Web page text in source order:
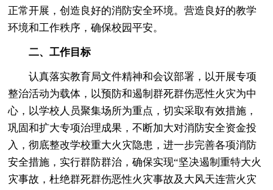
正常开展，创造良好的消防安全环境。营造良好的教学
环境和工作秩序，确保校园平安。
二、工作目标
认真落实教育局文件精神和会议部署，以开展专项
整治活动为载体，以预防和遏制群死群伤恶性火灾为中
心，以学校人员聚集场所为重点，切实采取有效措施，
巩固和扩大专项治理成果，不断加大对消防安全资金投
入，彻底整改学校重大火灾隐患，进一步完善各项消防
安全措施，实行群防群治，确保实现“坚决遏制重特大火
灾事故，杜绝群死群伤恶性火灾事故及大风天连营火灾